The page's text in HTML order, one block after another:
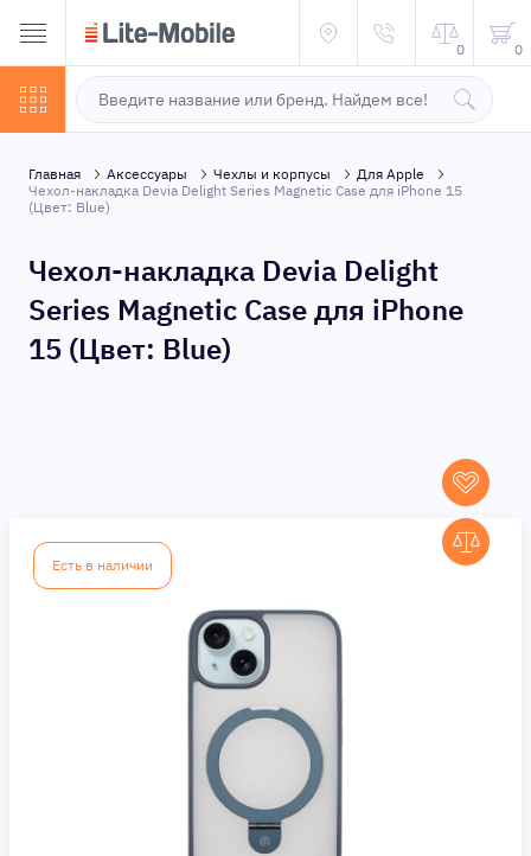
0 0
Главная Аксессуары Чехлы и корпусы
Для Apple
Чехол-накладка Devia Delight Series Magnetic Case для iPhone 15
(Цвет: Blue)
Чехол-накладка Devia Delight
Series Magnetic Case для iPhone
15 (Цвет: Blue)
Есть в наличии